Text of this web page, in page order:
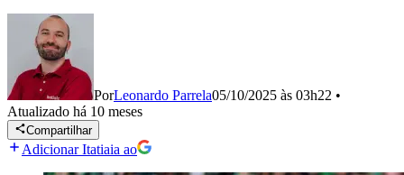
PorLeonardo Parrela05/10/2025 às 03h22 •
Atualizado há 10 meses
Compartilhar
Adicionar Itatiaia ao